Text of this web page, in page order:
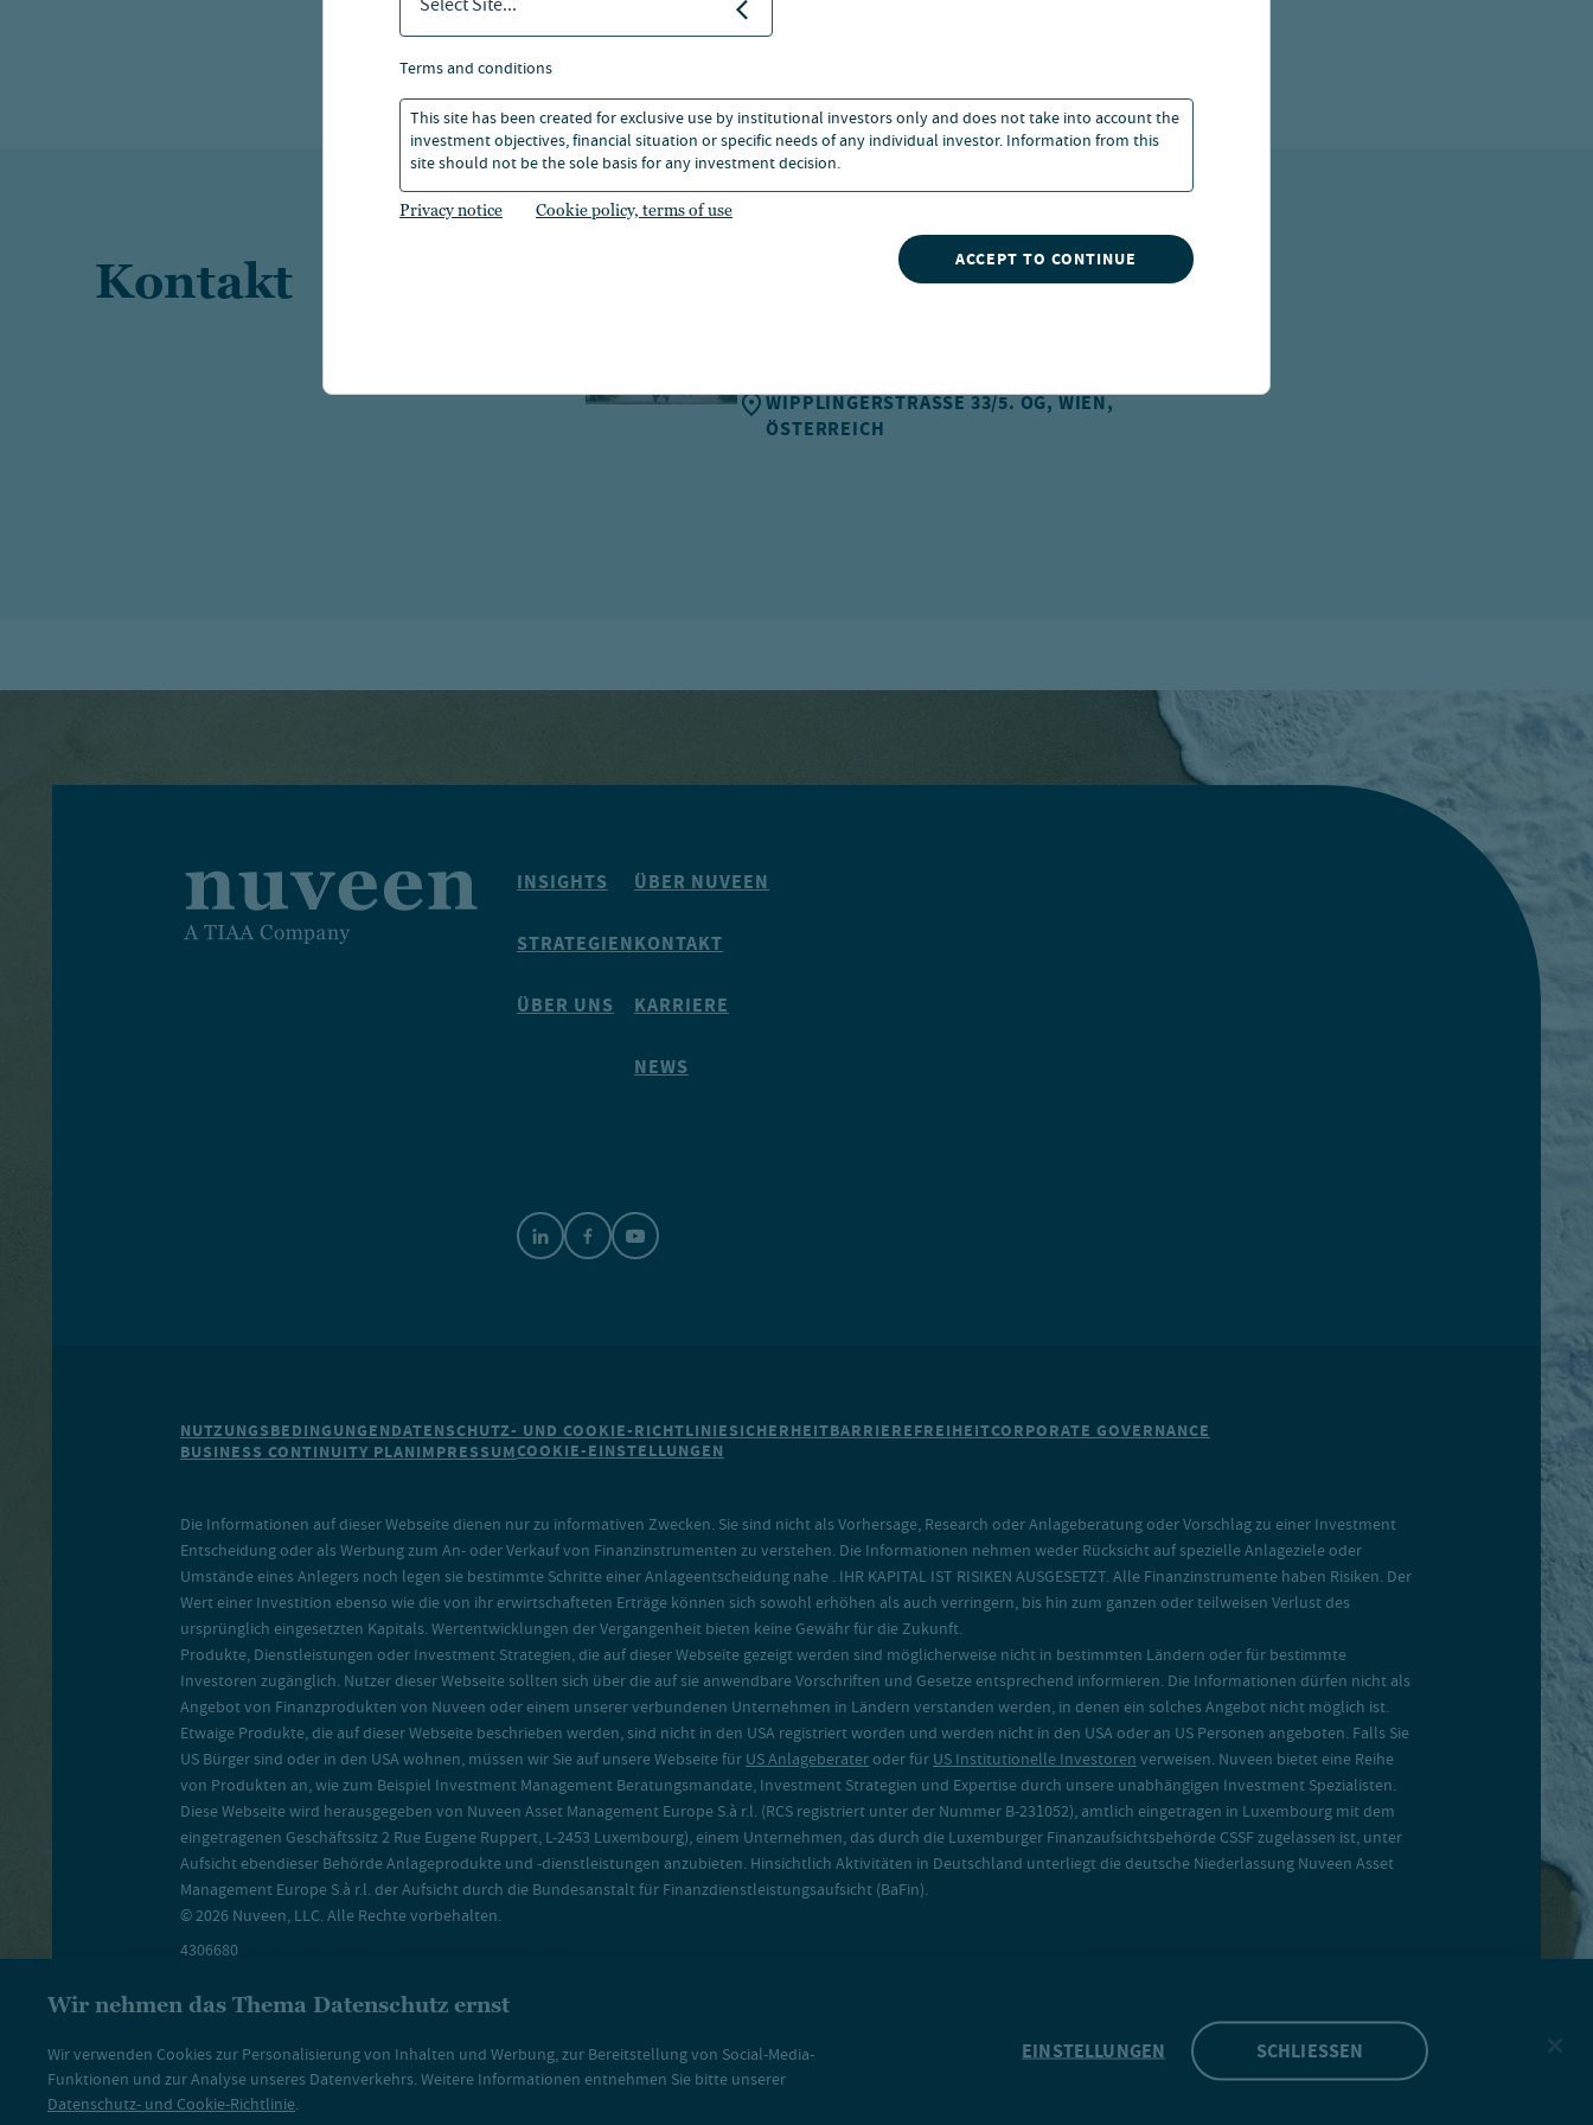
Select Site...
terms and conditions
This site has been created for exclusive use by institutional investors only and does not take into account the
investment objectives, financial situation or specific needs of any individual investor. Information from this
site should not be the sole basis for any investment decision.
Privacy notice Cookie policy, terms of use
ACCEPT TO CONTINUE
Download
Kontakt
WIPPLINGERSTRASSE 33/5. OG, WIEN, Ö
STERREICH
INSIGHTS
STRATEGIEN
ÜBER UNS
ÜBER NUVEEN
KONTAKT
KARRIERE
NEWS
NUTZUNGSBEDINGUNGENDATENSCHUTZ- UND COOKIE-RICHTLINIESICHERHEITBARRIEREFREIHEITCORPORATE GOVERNANCE
BUSINESS CONTINUITY PLANIMPRESSUMCOOKIE-EINSTELLUNGEN
Die Informationen auf dieser Webseite dienen nur zu informativen Zwecken. Sie sind nicht als Vorhersage, Research oder Anlageberatung oder Vorschlag zu einer Investment
Entscheidung oder als Werbung zum An- oder Verkauf von Finanzinstrumenten zu verstehen. Die Informationen nehmen weder Rücksicht auf spezielle Anlageziele oder
Umstände eines Anlegers noch legen sie bestimmte Schritte einer Anlageentscheidung nahe . IHR KAPITAL IST RISIKEN AUSGESETZT. Alle Finanzinstrumente haben Risiken. Der
Wert einer Investition ebenso wie die von ihr erwirtschafteten Erträge können sich sowohl erhöhen als auch verringern, bis hin zum ganzen oder teilweisen Verlust des
ursprünglich eingesetzten Kapitals. Wertentwicklungen der Vergangenheit bieten keine Gewähr für die Zukunft.
Produkte, Dienstleistungen oder Investment Strategien, die auf dieser Webseite gezeigt werden sind möglicherweise nicht in bestimmten Ländern oder für bestimmte
Investoren zugänglich. Nutzer dieser Webseite sollten sich über die auf sie anwendbare Vorschriften und Gesetze entsprechend informieren. Die Informationen dürfen nicht als
Angebot von Finanzprodukten von Nuveen oder einem unserer verbundenen Unternehmen in Ländern verstanden werden, in denen ein solches Angebot nicht möglich ist.
Etwaige Produkte, die auf dieser Webseite beschrieben werden, sind nicht in den USA registriert worden und werden nicht in den USA oder an US Personen angeboten. Falls Sie
US Bürger sind oder in den USA wohnen, müssen wir Sie auf unsere Webseite fürUS Anlageberateroder fürUS Institutionelle Investorenverweisen. Nuveen bietet eine Reihe
von Produkten an, wie zum Beispiel Investment Management Beratungsmandate, Investment Strategien und Expertise durch unsere unabhängigen Investment Spezialisten.
Diese Webseite wird herausgegeben von Nuveen Asset Management Europe S.à r.l. (RCS registriert unter der Nummer B-231052), amtlich eingetragen in Luxembourg mit dem
eingetragenen Geschäftssitz 2 Rue Eugene Ruppert, L-2453 Luxembourg), einem Unternehmen, das durch die Luxemburger Finanzaufsichtsbehörde CSSF zugelassen ist, unter
Aufsicht ebendieser Behörde Anlageprodukte und -dienstleistungen anzubieten. Hinsichtlich Aktivitäten in Deutschland unterliegt die deutsche Niederlassung Nuveen Asset
Management Europe S.à r.l. der Aufsicht durch die Bundesanstalt für Finanzdienstleistungsaufsicht (BaFin).
© 2026 Nuveen, LLC. Alle Rechte vorbehalten.
4306680
Wir nehmen das Thema Datenschutz ernst
Wir verwenden Cookies zur Personalisierung von Inhalten und Werbung, zur Bereitstellung von Social-Media-
Funktionen und zur Analyse unseres Datenverkehrs. Weitere Informationen entnehmen Sie bitte unserer
Datenschutz- und Cookie-Richtlinie.
EINSTELLUNGEN SCHLIESSEN